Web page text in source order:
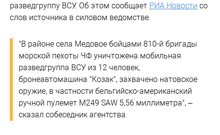
разведгруппу ВСУ. Об этом сообщает РИА Новости со
слов источника в силовом ведомстве.
"В районе села Медовое бойцами 810-й бригады
морской пехоты ЧФ уничтожена мобильная
разведгруппа ВСУ из 12 человек,
бронеавтомашина "Козак", захвачено натовское
оружие, в частности бельгийско-американский
ручной пулемет M249 SAW 5,56 миллиметра", –
сказал собеседник агентства.